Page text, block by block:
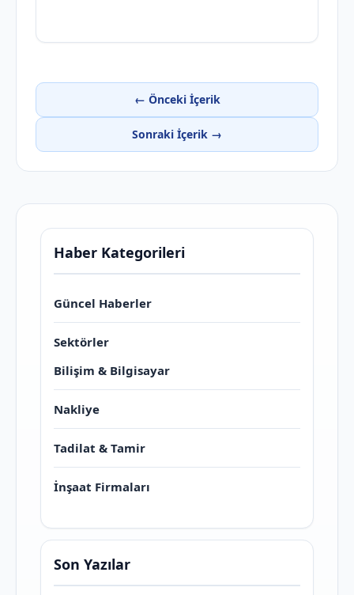
← Önceki İçerik
Sonraki İçerik →
Haber Kategorileri
Güncel Haberler
Sektörler
Bilişim & Bilgisayar
Nakliye
Tadilat & Tamir
İnşaat Firmaları
Son Yazılar